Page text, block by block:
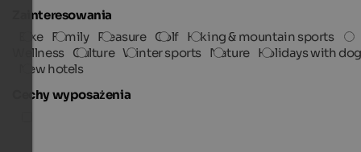
Zainteresowania
Bike Family Pleasure Golf Hiking & mountain sports
Wellness Culture Winter sports Nature Holidays with
New hotels
Cechy wyposażenia